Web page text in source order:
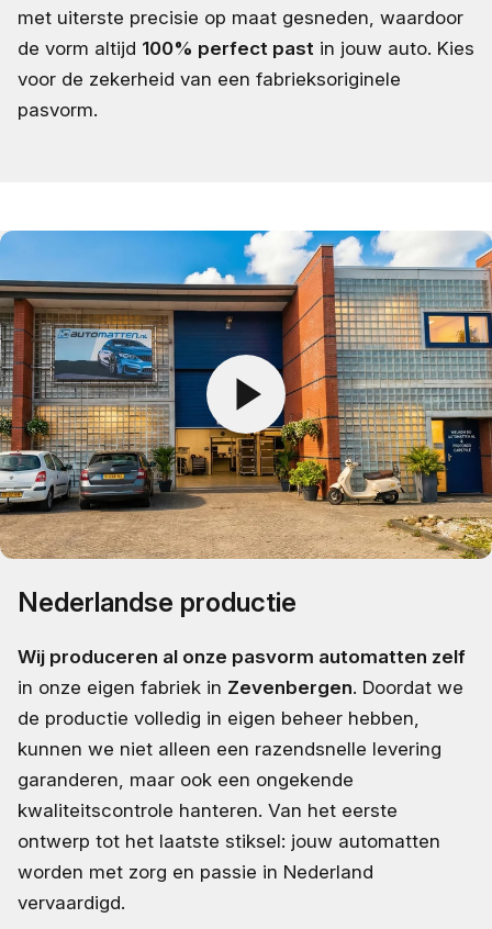
met uiterste precisie op maat gesneden, waardoor
de vorm altijd 100% perfect past in jouw auto. Kies
voor de zekerheid van een fabrieksoriginele
pasvorm.
Nederlandse productie
Wij produceren al onze pasvorm automatten zelf
in onze eigen fabriek in Zevenbergen. Doordat we
de productie volledig in eigen beheer hebben,
kunnen we niet alleen een razendsnelle levering
garanderen, maar ook een ongekende
kwaliteitscontrole hanteren. Van het eerste
ontwerp tot het laatste stiksel: jouw automatten
worden met zorg en passie in Nederland
vervaardigd.